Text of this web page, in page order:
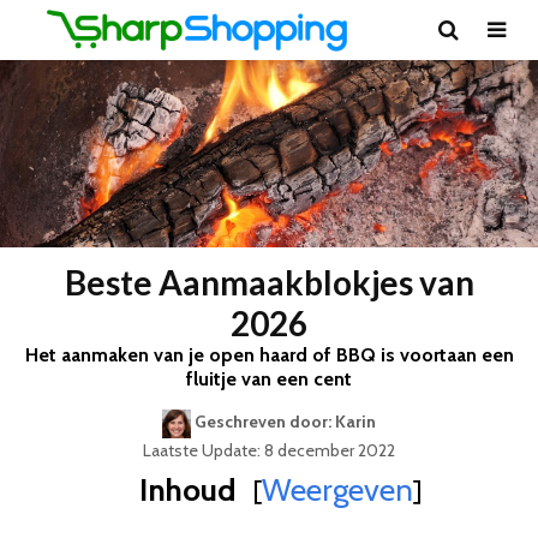
Beste Aanmaakblokjes van
2026
Het aanmaken van je open haard of BBQ is voortaan een
fluitje van een cent
Geschreven door: Karin
Laatste Update: 8 december 2022
Inhoud [Weergeven]